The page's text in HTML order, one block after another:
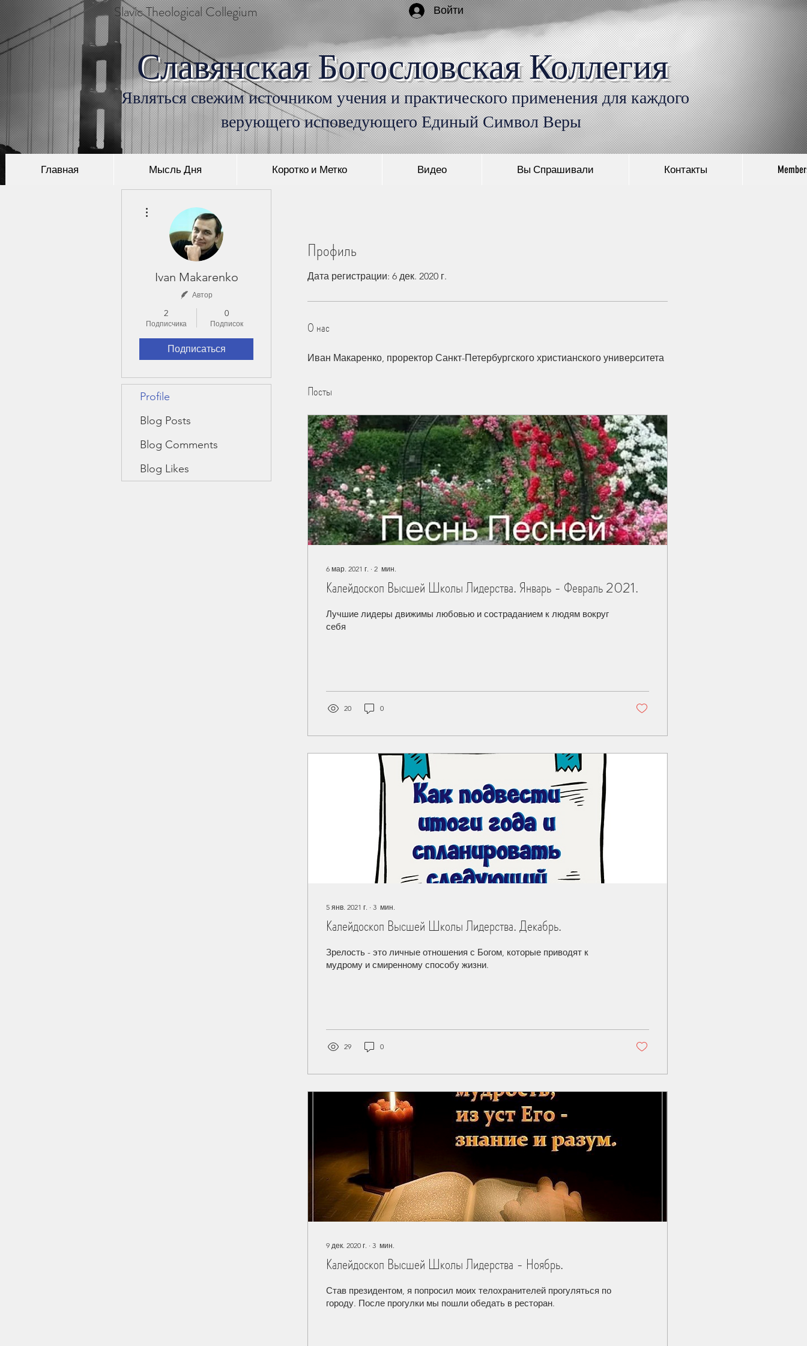
Войти
Slavic Theological Collegium Войти
Славянская Богословская Коллегия
Являться свежим источником учения и практического применения для каждого
верующего исповедующего Единый Символ Веры
Главная Мысль Дня Коротко и Метко Видео Вы Спрашивали Контакты
Профиль
Дата регистрации: 6 дек. 2020 г.
О нас
Иван Макаренко, проректор Санкт-Петербургского христианского университета
Посты
6 мар. 2021 г. ∙ 2 мин.
Калейдоскоп Высшей Школы Лидерства. Январь - Февраль 2021.
Лучшие лидеры движимы любовью и состраданием к людям вокруг
себя
20 0
5 янв. 2021 г. ∙ 3 мин.
Калейдоскоп Высшей Школы Лидерства. Декабрь.
Зрелость - это личные отношения с Богом, которые приводят к
мудрому и смиренному способу жизни.
29 0
9 дек. 2020 г. ∙ 3 мин.
Калейдоскоп Высшей Школы Лидерства - Ноябрь.
Став президентом, я попросил моих телохранителей прогуляться по
городу. После прогулки мы пошли обедать в ресторан.
Ivan Makarenko
Автор
2
Подписчика
0
Подписок
Подписаться
Profile
Blog Posts
Blog Comments
Blog Likes